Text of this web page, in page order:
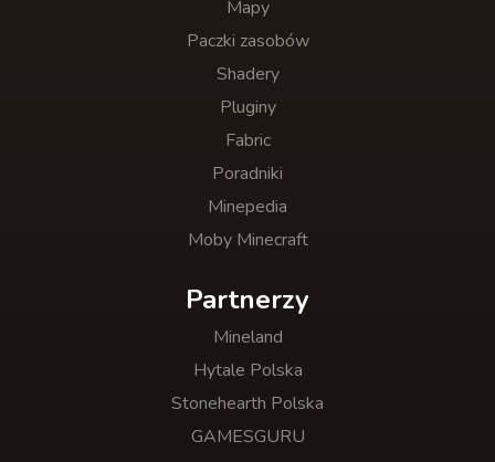
Mapy
Paczki zasobów
Shadery
Pluginy
Fabric
Poradniki
Minepedia
Moby Minecraft
Partnerzy
Mineland
Hytale Polska
Stonehearth Polska
GAMESGURU